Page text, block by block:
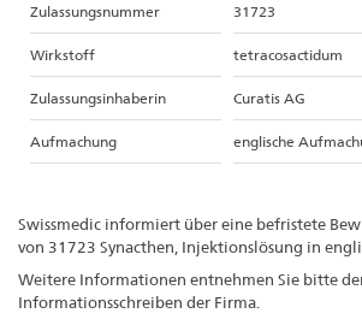
Zulassungsnummer 31723
Wirkstoff tetracosactidum
Zulassungsinhaberin Curatis AG
Aufmachung englische
Swissmedic informiert über eine befristete
von 31723 Synacthen, Injektionslösung in
Weitere Informationen entnehmen Sie bitte
Informationsschreiben der Firma.